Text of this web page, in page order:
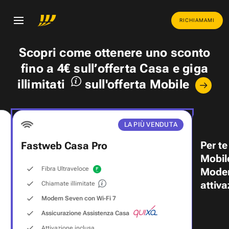
RICHIAMAMI
Scopri come ottenere uno sconto
fino a 4€ sull’offerta Casa egiga
illimitati
sull'offerta Mobile
LA PIÙ VENDUTA
Fastweb Casa Pro
Fibra Ultraveloce
Chiamate illimitate
Modem Seven con Wi‑Fi 7
Assicurazione Assistenza Casa
Per